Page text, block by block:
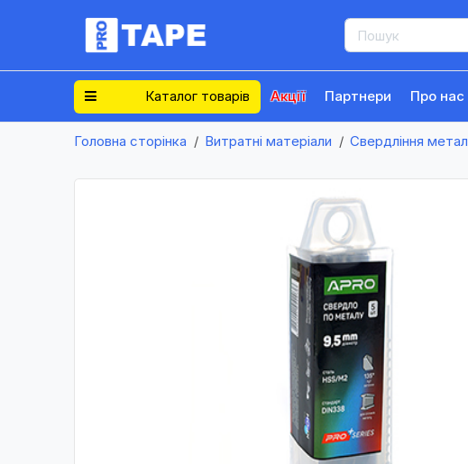
Каталог товарів Акції Партнери Про нас
Головна сторінка Витратні матеріали Свердління метал